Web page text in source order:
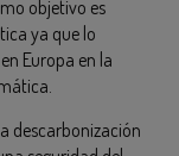
objetivo es
ya que lo
Europa en la
descarbonización